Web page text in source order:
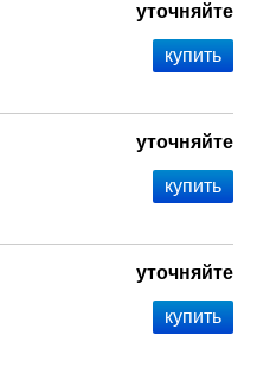
уточняйте
уточняйте
уточняйте